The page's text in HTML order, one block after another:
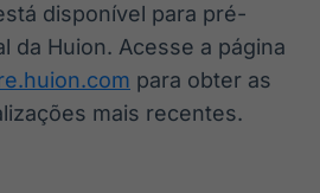
disponível para pré-
da Huion. Acesse a página
para obter as
mais recentes.